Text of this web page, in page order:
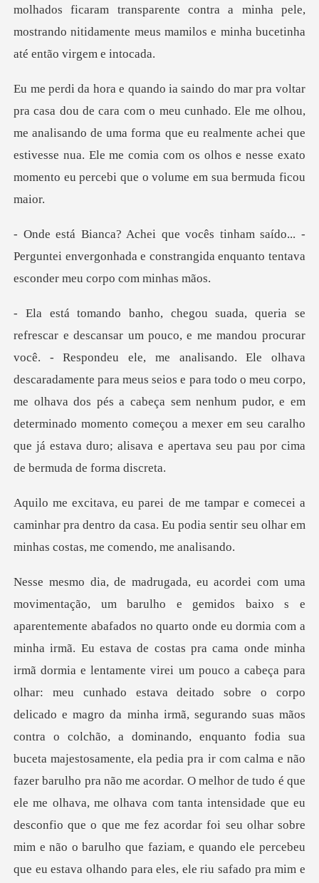
do. Ele me olhou,
me analisando de uma forma que eu realmente achei que
estivesse nua. Ele me
o... -
Perguntei envergonhada e constrangida enq
alisando. Ele olhava
descaradamente para meus seios e para todo o meu corpo,
me olhava dos pés a cabeça sem nenhum pudor, e em
dete
a
caminhar pra dentro da casa. Eu podia sentir seu
itado sobre o corpo
delicado e magro da minha irmã, segurando suas mãos
contra o colchão, a dominando, enquanto fodia sua
buceta majestosamente, ela pedia pra ir com calma e não
fazer barulho pra não me acordar. O melhor de tudo é que
ele me olhava, me olhava com tanta intensidade q